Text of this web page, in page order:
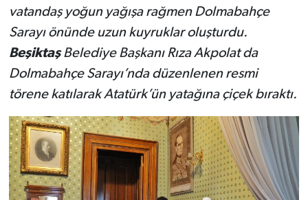
vatandaş yoğun yağışa rağmen Dolmabahçe
Sarayı önünde uzun kuyruklar oluşturdu.
BeşiktaşBelediye Başkanı Rıza Akpolat da
Dolmabahçe Sarayı’nda düzenlenen resmi
törene katılarak Atatürk’ün yatağına çiçek bıraktı.